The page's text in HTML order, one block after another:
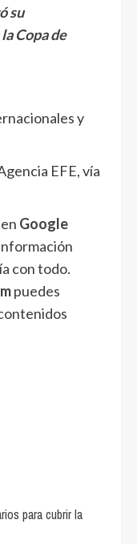
su
Copa de
y
EFE, vía
Google
con todo.
puedes
para cubrir la